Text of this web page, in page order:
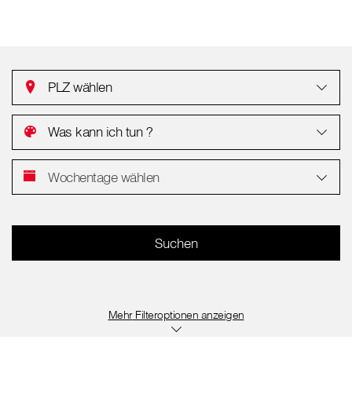
PLZ wählen
Was kann ich tun ?
Wochentage wählen
Filteroptionen anzeigen